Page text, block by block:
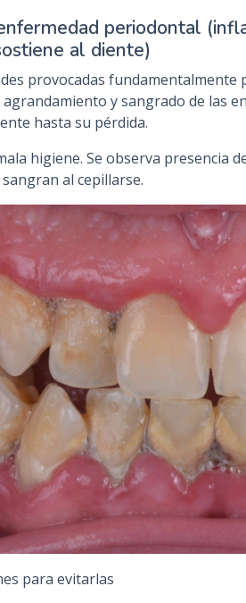
periodontal
al diente)
provocadas fundamentalmente
y sangrado de las
hasta su pérdida.
higiene. Se observa presencia
al cepillarse.
para evitarlas